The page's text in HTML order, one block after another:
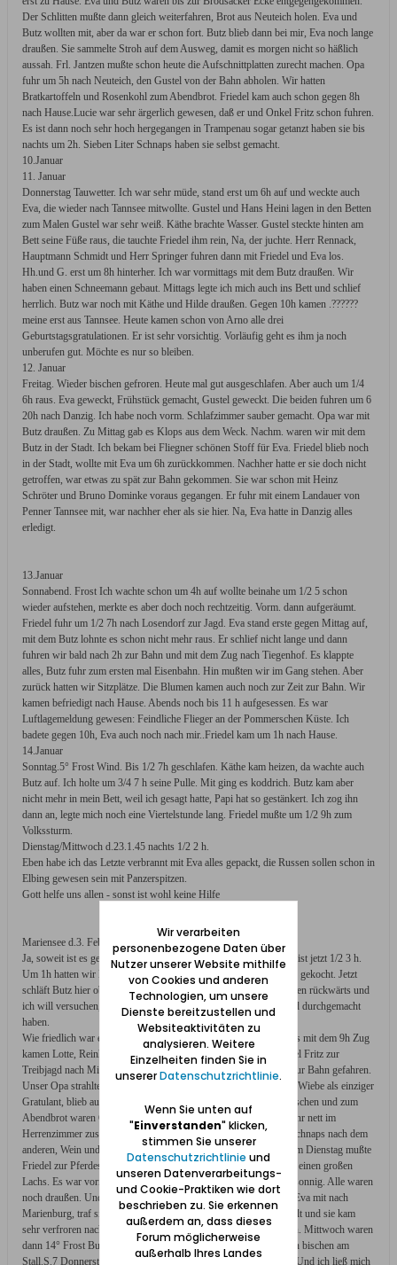
Der Schlitten mußte dann gleich weiterfahren, Brot aus Neuteich holen. Eva und
Butz wollten mit, aber da war er schon fort. Butz blieb dann bei mir, Eva noch lange
draußen. Sie sammelte Stroh auf dem Ausweg, damit es morgen nicht so häßlich
aussah. Frl. Jantzen mußte schon heute die Aufschnittplatten zurecht machen. Opa
fuhr um 5h nach Neuteich, den Gustel von der Bahn abholen. Wir hatten
Bratkartoffeln und Rosenkohl zum Abendbrot. Friedel kam auch schon gegen 8h
nach Hause.Lucie war sehr ärgerlich gewesen, daß er und Onkel Fritz schon fuhren.
Es ist dann noch sehr hoch hergegangen in Trampenau sogar getanzt haben sie bis
nachts um 2h. Sieben Liter Schnaps haben sie selbst gemacht.
10.Januar
11. Januar
Donnerstag Tauwetter. Ich war sehr müde, stand erst um 6h auf und weckte auch
Eva, die wieder nach Tannsee mitwollte. Gustel und Hans Heini lagen in den Betten
zum Malen Gustel war sehr weiß. Käthe brachte Wasser. Gustel steckte hinten am
Bett seine Füße raus, die tauchte Friedel ihm rein, Na, der juchte. Herr Rennack,
Hauptmann Schmidt und Herr Springer fuhren dann mit Friedel und Eva los.
Hh.und G. erst um 8h hinterher. Ich war vormittags mit dem Butz draußen. Wir
haben einen Schneemann gebaut. Mittags legte ich mich auch ins Bett und schlief
herrlich. Butz war noch mit Käthe und Hilde draußen. Gegen 10h kamen .??????
meine erst aus Tannsee. Heute kamen schon von Arno alle drei
Geburtstagsgratulationen. Er ist sehr vorsichtig. Vorläufig geht es ihm ja noch
unberufen gut. Möchte es nur so bleiben.
12. Januar
Freitag. Wieder bischen gefroren. Heute mal gut ausgeschlafen. Aber auch um 1/4
6h raus. Eva geweckt, Frühstück gemacht, Gustel geweckt. Die beiden fuhren um 6
20h nach Danzig. Ich habe noch vorm. Schlafzimmer sauber gemacht. Opa war mit
Butz draußen. Zu Mittag gab es Klops aus dem Weck. Nachm. waren wir mit dem
Butz in der Stadt. Ich bekam bei Fliegner schönen Stoff für Eva. Friedel blieb noch
in der Stadt, wollte mit Eva um 6h zurückkommen. Nachher hatte er sie doch nicht
getroffen, war etwas zu spät zur Bahn gekommen. Sie war schon mit Heinz
Schröter und Bruno Dominke voraus gegangen. Er fuhr mit einem Landauer von
Penner Tannsee mit, war nachher eher als sie hier. Na, Eva hatte in Danzig alles
erledigt.
13.Januar
Sonnabend. Frost Ich wachte schon um 4h auf wollte beinahe um 1/2 5 schon
wieder aufstehen, merkte es aber doch noch rechtzeitig. Vorm. dann aufgeräumt.
Friedel fuhr um 1/2 7h nach Losendorf zur Jagd. Eva stand erste gegen Mittag auf,
mit dem Butz lohnte es schon nicht mehr raus. Er schlief nicht lange und dann
fuhren wir bald nach 2h zur Bahn und mit dem Zug nach Tiegenhof. Es klappte
alles, Butz fuhr zum ersten mal Eisenbahn. Hin mußten wir im Gang stehen. Aber
zurück hatten wir Sitzplätze. Die Blumen kamen auch noch zur Zeit zur Bahn. Wir
kamen befriedigt nach Hause. Abends noch bis 11 h aufgesessen. Es war
Luftlagemeldung gewesen: Feindliche Flieger an der Pommerschen Küste. Ich
badete gegen 10h, Eva auch noch nach mir..Friedel kam um 1h nach Hause.
14.Januar
Sonntag.5° Frost Wind. Bis 1/2 7h geschlafen. Käthe kam heizen, da wachte auch
Butz auf. Ich holte um 3/4 7 h seine Pulle. Mit ging es koddrich. Butz kam aber
nicht mehr in mein Bett, weil ich gesagt hatte, Papi hat so gestänkert. Ich zog ihn
dann an, legte mich noch eine Viertelstunde lang. Friedel mußte um 1/2 9h zum
Volkssturm.
Dienstag/Mittwoch d.23.1.45 nachts 1/2 2 h.
Eben habe ich das Letzte verbrannt mit Eva alles gepackt, die Russen sollen schon in
Elbing gewesen sein mit Panzerspitzen.
Gott helfe uns allen - sonst ist wohl keine Hilfe
Mariensee d.3. Februar
Ja, soweit ist es gekommen. Nun sind wir seit vorgestern hier. Es ist jetzt 1/2 3 h.
Um 1h hatten wir Mittag, es wird für alle in einem großen Grapen gekocht. Jetzt
schläft Butz hier oben und ich sitze bei ihm. Meine Gedanken gehen rückwärts und
ich will versuchen, ein bischen aufzuschreiben, was wir erlebt und durchgemacht
haben.
Wie friedlich war es noch zu Hause an Opas Geburtstag. Morgens mit dem 9h Zug
kamen Lotte, Reinhard und Mutti. Friedel war ganz früh mit Onkel Fritz zur
Treibjagd nach Mielenz gefahren. Eva und Butz waren morgens zur Bahn gefahren.
Unser Opa strahlte über den Besuch und mittags kam noch Adolf Wiebe als einziger
Gratulant, blieb auch zum Essen, zum Kaffee kam dann Tante Lieschen und zum
Abendbrot waren Onkel Fritz und Friedel schon da. Wir saßen sehr nett im
Herrenzimmer zusammen, Reinhard war so munter, trank einen Schnaps nach dem
anderen, Wein und Sekt. Um 1/2 11 h gingen wir erst schlafen. Am Dienstag mußte
Friedel zur Pferdeschätzung nach Neuteich, schickte mittags noch einen großen
Lachs. Es war vormittags so schönes Wetter, bischen Frost, aber sonnig. Alle waren
noch draußen. Und um 1 h fuhren Lotte, Reinhard und Mutti ab, Eva mit nach
Marienburg, traf sich dort mit Ilse. Es wurde nachmittags recht kalt und sie kam
sehr verfroren nach Hause um 6h. Sie waren in der Burg gewesen. Mittwoch waren
dann 14° Frost Butz ging aber mittags doch heraus und rodelte ein bischen am
Stall.S.7 Donnerstag ganz früh mußte Friedel zum Pferdeankauf. Und ich ließ mich
Wir verarbeiten
personenbezogene Daten über
Nutzer unserer Website mithilfe
von Cookies und anderen
Technologien, um unsere
Dienste bereitzustellen und
Websiteaktivitäten zu
analysieren. Weitere
Einzelheiten finden Sie in
unsererDatenschutzrichtlinie.
Wenn Sie unten auf
"Einverstanden" klicken,
stimmen Sie unserer
Datenschutzrichtlinie und
unseren Datenverarbeitungs-
und Cookie-Praktiken wie dort
beschrieben zu. Sie erkennen
außerdem an, dass dieses
Forum möglicherweise
außerhalb Ihres Landes